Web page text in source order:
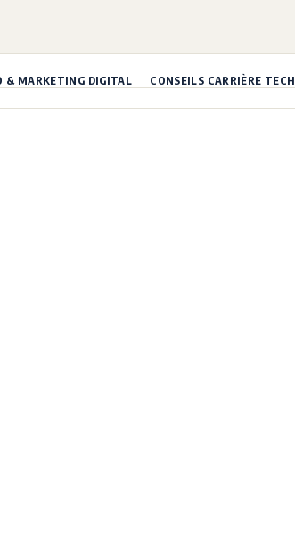
& MARKETING DIGITAL CONSEILS CARRIÈRE TECH